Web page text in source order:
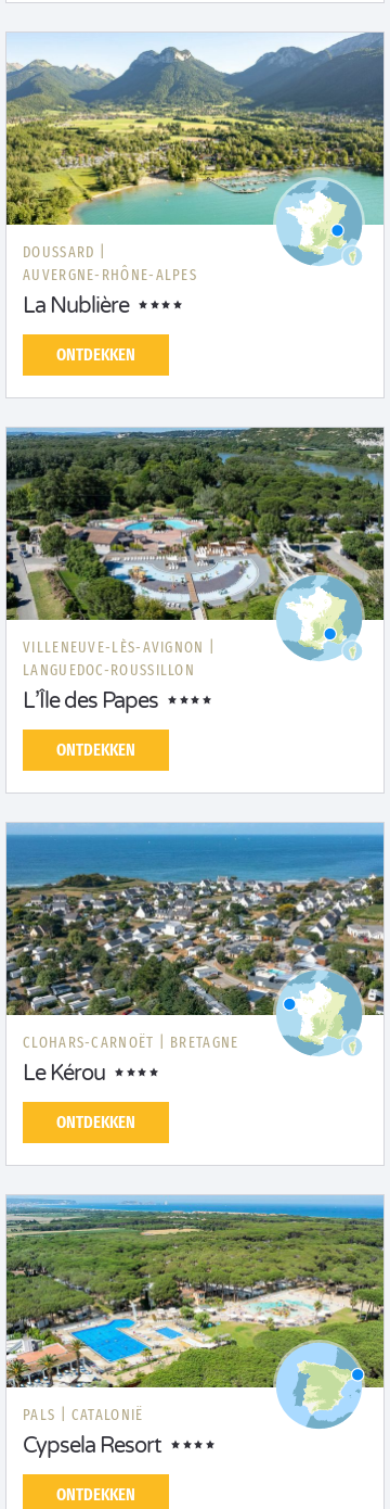
DOUSSARD |
AUVERGNE-RHÔNE-ALPES
La Nublière
ONTDEKKEN
VILLENEUVE-LÈS-AVIGNON |
LANGUEDOC-ROUSSILLON
L’Île des Papes
ONTDEKKEN
CLOHARS-CARNOËT | BRETAGNE
Le Kérou
ONTDEKKEN
PALS | CATALONIË
Cypsela Resort
ONTDEKKEN